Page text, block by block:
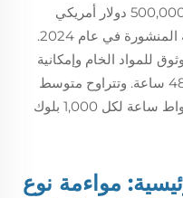
تتراوح التكلفة الأولية بين 60,000 و500,000 دولار أمريكي
حسب السعة، وفقًا للتقارير الصناعية المنشورة في عام 2024.
للمواد الخام وإمكانية
الحصول على دعم فني مؤهل خلال 48 ساعة. وتتراوح متوسط
استهلاك الطاقة بين 25 إلى 40 كيلوواط ساعة لكل 1,000 بلوك
مواءمة نوع